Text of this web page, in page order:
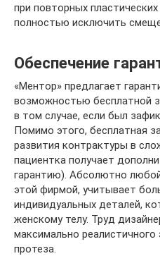
при повторных
полностью исключить
Обеспечение
«Ментор» предлагает
возможностью бесплатной
в том случае, если был
Помимо этого, бесплатная
развития контрактуры в
пациентка получает
гарантию). Абсолютно
этой фирмой, учитывает
индивидуальных деталей,
женскому телу. Труд
максимально
протеза.